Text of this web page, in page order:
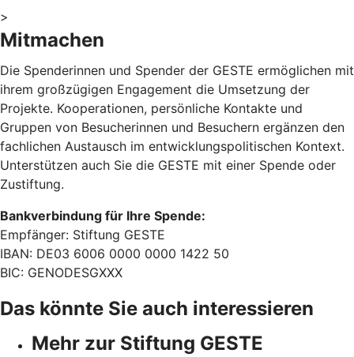
>
Mitmachen
Die Spenderinnen und Spender der GESTE ermöglichen mit
ihrem großzügigen Engagement die Umsetzung der
Projekte. Kooperationen, persönliche Kontakte und
Gruppen von Besucherinnen und Besuchern ergänzen den
fachlichen Austausch im entwicklungspolitischen Kontext.
Unterstützen auch Sie die GESTE mit einer Spende oder
Zustiftung.
Bankverbindung für Ihre Spende:
Empfänger: Stiftung GESTE
IBAN: DE03 6006 0000 0000 1422 50
BIC: GENODESGXXX
Das könnte Sie auch interessieren
Mehr zur Stiftung GESTE